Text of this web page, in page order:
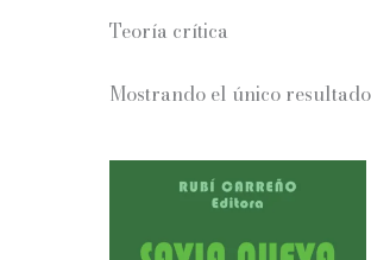
Teoría crítica
Mostrando el único resultado